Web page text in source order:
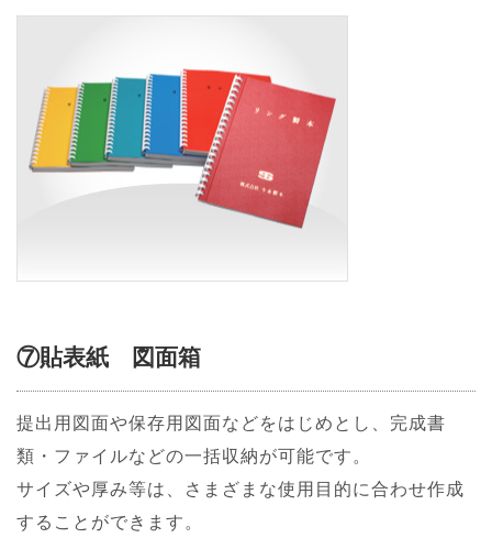
⑦貼表紙 図面箱
提出用図面や保存用図面などをはじめとし、完成書
類・ファイルなどの一括収納が可能です。
サイズや厚み等は、さまざまな使用目的に合わせ作成
することができます。